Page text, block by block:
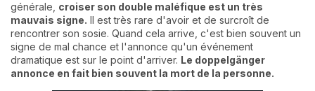
générale, croiser son double maléfique est un très
mauvais signe. Il est très rare d'avoir et de surcroît de
rencontrer son sosie. Quand cela arrive, c'est bien souvent un
signe de mal chance et l'annonce qu'un événement
dramatique est sur le point d'arriver. Le doppelgänger
annonce en fait bien souvent la mort de la personne.